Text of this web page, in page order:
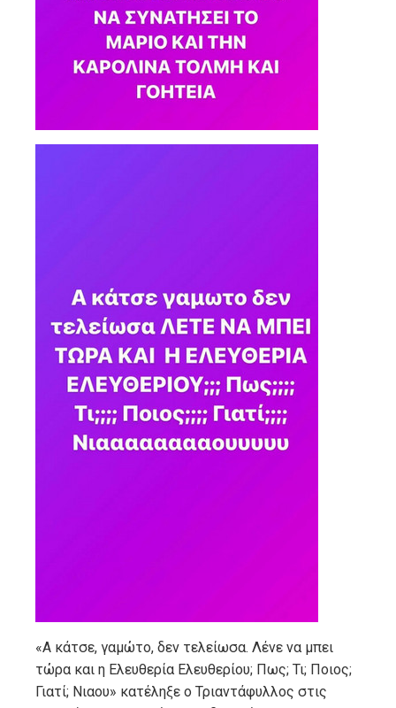
«Α κάτσε, γαμώτο, δεν τελείωσα. Λένε να μπει
τώρα και η Ελευθερία Ελευθερίου; Πως; Τι; Ποιος;
Γιατί; Νιαου» κατέληξε ο Τριαντάφυλλος στις